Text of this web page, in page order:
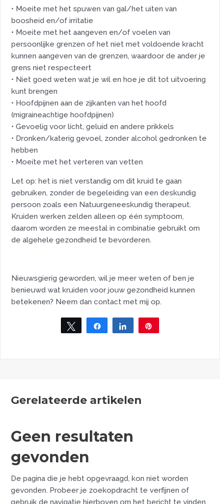
• Moeite met het spuwen van gal/het uiten van
boosheid en/of irritatie
• Moeite met het aangeven en/of voelen van
persoonlijke grenzen of het niet met voldoende kracht
kunnen aangeven van de grenzen, waardoor de ander je
grens niet respecteert
• Niet goed weten wat je wil en hoe je dit tot uitvoering
kunt brengen
• Hoofdpijnen aan de zijkanten van het hoofd
(migraineachtige hoofdpijnen)
• Gevoelig voor licht, geluid en andere prikkels
• Dronken/katerig gevoel, zonder alcohol gedronken te
hebben
• Moeite met het verteren van vetten
Let op: het is niet verstandig om dit kruid te gaan
gebruiken, zonder de begeleiding van een deskundig
persoon zoals een Natuurgeneeskundig therapeut.
Kruiden werken zelden alleen op één symptoom,
daarom worden ze meestal in combinatie gebruikt om
de algehele gezondheid te bevorderen.
Nieuwsgierig geworden, wil je meer weten of ben je
benieuwd wat kruiden voor jouw gezondheid kunnen
betekenen? Neem dan contact met mij op.
Tweet Share Share
Gerelateerde artikelen
Geen resultaten
gevonden
De pagina die je hebt opgevraagd, kon niet worden
gevonden. Probeer je zoekopdracht te verfijnen of
gebruik de navigatie hierboven om het bericht te vinden.